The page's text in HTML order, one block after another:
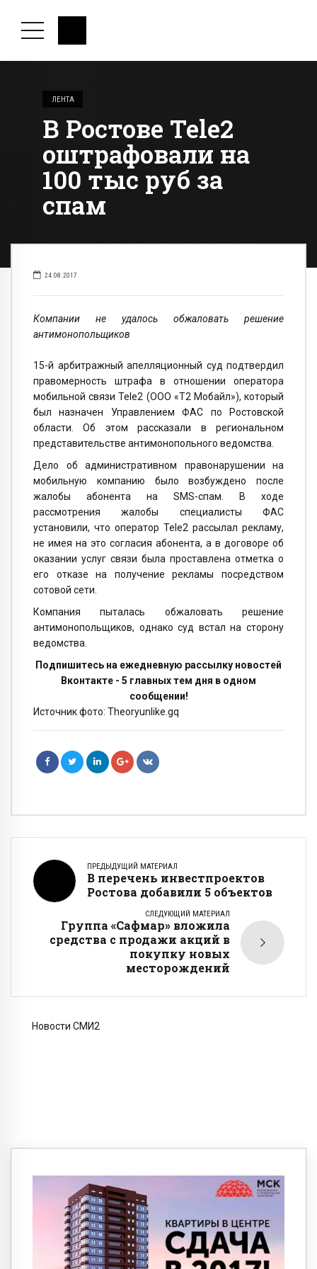
ЛЕНТА
В Ростове Tele2
оштрафовали на
100 тыс руб за
спам
24.08.2017
Компании не удалось обжаловать решение
антимонопольщиков
15-й арбитражный апелляционный суд подтвердил
правомерность штрафа в отношении оператора
мобильной связи Tele2 (ООО «Т2 Мобайл»), который
был назначен Управлением ФАС по Ростовской
области. Об этом рассказали в региональном
представительстве антимонопольного ведомства.
Дело об административном правонарушении на
мобильную компанию было возбуждено после
жалобы абонента на SMS-спам. В ходе
рассмотрения жалобы специалисты ФАС
установили, что оператор Tele2 рассылал рекламу,
не имея на это согласия абонента, а в договоре об
оказании услуг связи была проставлена отметка о
его отказе на получение рекламы посредством
сотовой сети.
Компания пыталась обжаловать решение
антимонопольщиков, однако суд встал на сторону
ведомства.
Подпишитесь на ежедневную рассылку новостей
Вконтакте - 5 главных тем дня в одном
сообщении!
Источник фото: Theoryunlike.gq
ПРЕДЫДУЩИЙ МАТЕРИАЛ
В перечень инвестпроектов
Ростова добавили 5 объектов
СЛЕДУЮЩИЙ МАТЕРИАЛ
Группа «Сафмар» вложила
средства с продажи акций в
покупку новых
месторождений
Новости СМИ2